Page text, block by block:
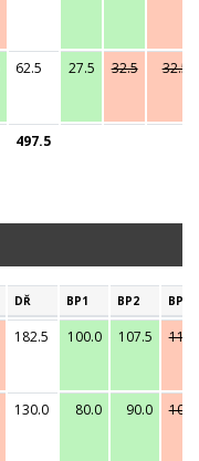
62.5 27.5 32.5 32.5
497.5
DŘ BP1 BP2 BP3
182.5 100.0 107.5
130.0 80.0 90.0